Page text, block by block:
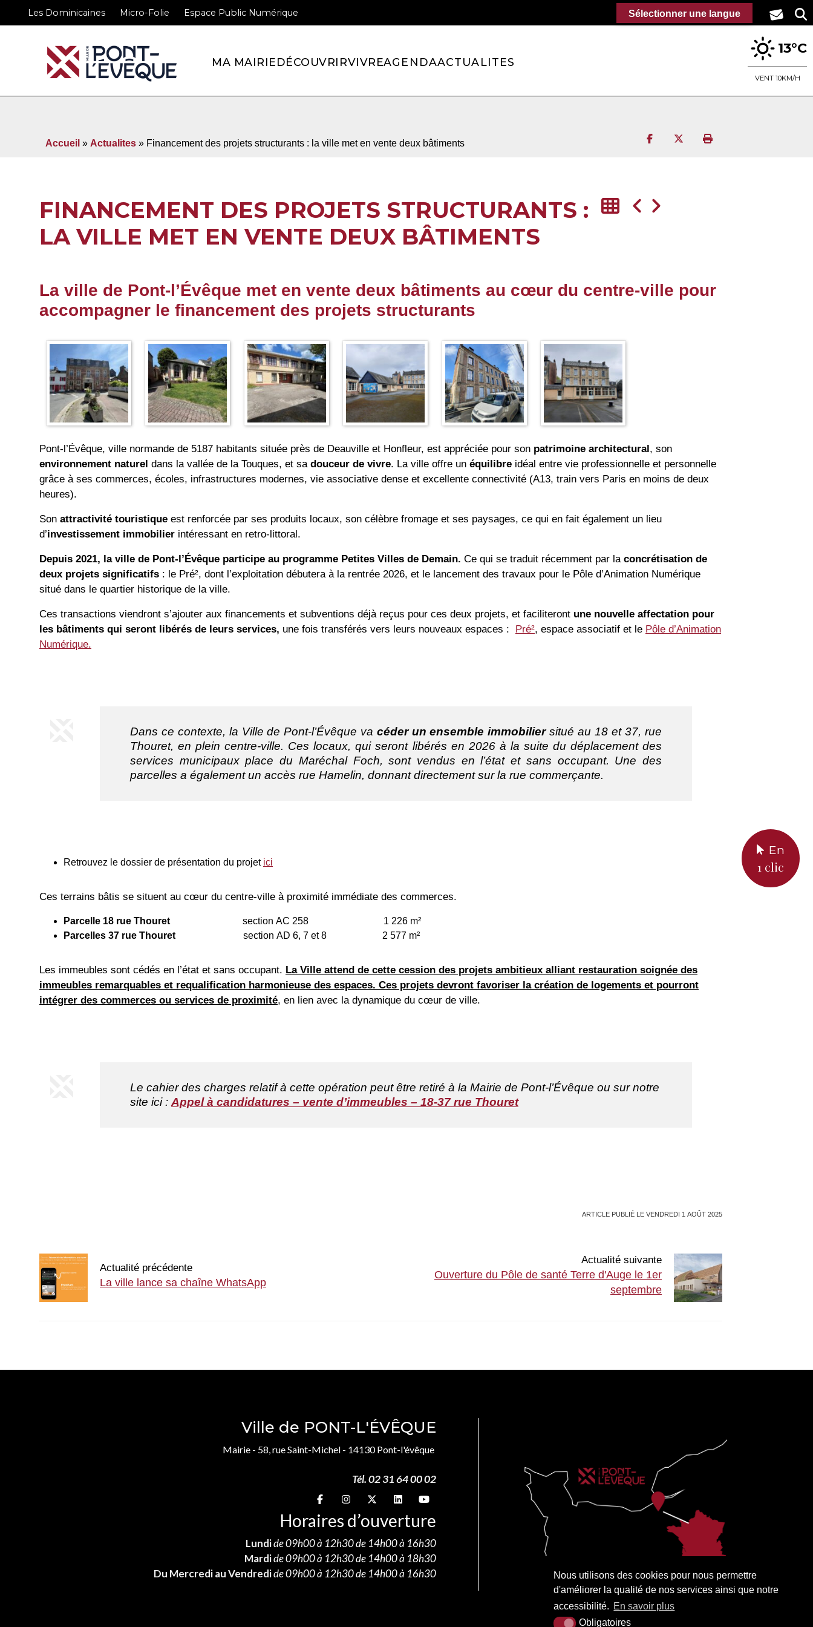
Nous utilisons des cookies pour nous permettre
d'améliorer la qualité de nos services ainsi que notre
accessibilité. En savoir plus
Obligatoires
Les Dominicaines Micro-Folie Espace Public Numérique
MA MAIRIEDÉCOUVRIRVIVREAGENDAACTUALITES
13°C
VENT 10KM/H
En
1 clic
Accueil » Actualites » Financement des projets structurants : la ville met en vente deux bâtiments Partager sur Facebook
Partager sur Twitter
Imprimer la page
FINANCEMENT DES PROJETS STRUCTURANTS :
LA VILLE MET EN VENTE DEUX BÂTIMENTS
La ville de Pont-l’Évêque met en vente deux bâtiments au cœur du centre-ville pour
accompagner le financement des projets structurants
Pont-l’Évêque, ville normande de 5187 habitants située près de Deauville et Honfleur, est appréciée pour son patrimoine architectural, son
environnement naturel dans la vallée de la Touques, et sa douceur de vivre. La ville offre un équilibre idéal entre vie professionnelle et personnelle
grâce à ses commerces, écoles, infrastructures modernes, vie associative dense et excellente connectivité (A13, train vers Paris en moins de deux
heures).
Son attractivité touristique est renforcée par ses produits locaux, son célèbre fromage et ses paysages, ce qui en fait également un lieu
d’investissement immobilier intéressant en retro-littoral.
Depuis 2021, la ville de Pont-l’Évêque participe au programme Petites Villes de Demain. Ce qui se traduit récemment par la concrétisation
deux projets significatifs : le Pré², dont l’exploitation débutera à la rentrée 2026, et le lancement des travaux pour le Pôle d’Animation
situé dans le quartier historique de la ville.
Ces transactions viendront s’ajouter aux financements et subventions déjà reçus pour ces deux projets, et faciliteront une nouvelle affectation
les bâtiments qui seront libérés de leurs services, une fois transférés vers leurs nouveaux espaces : Pré², espace associatif et le Pôle d’Animation
Numérique.
Dans ce contexte, la Ville de Pont-l’Évêque va céder un ensemble immobiliersitué au 18 et 37, rue
Thouret, en plein centre-ville. Ces locaux, qui seront libérés en 2026 à la suite du déplacement des
services municipaux place du Maréchal Foch, sont vendus en l’état et sans occupant. Une des
parcelles a également un accès rue Hamelin, donnant directement sur la rue commerçante.
Retrouvez le dossier de présentation du projet ici
Ces terrains bâtis se situent au cœur du centre-ville à proximité immédiate des commerces.
Parcelle 18 rue Thouret
section AC 258 1 226 m²
Parcelles 37 rue Thouret section AD 6, 7 et 8 2 577 m²
Les immeubles sont cédés en l’état et sans occupant. La Ville attend de cette cession des projets ambitieux alliant restauration soignée des
immeubles remarquables et requalification harmonieuse des espaces. Ces projets devront favoriser la création de logements et pourront
intégrer des commerces ou services de proximité, en lien avec la dynamique du cœur de ville.
Le cahier des charges relatif à cette opération peut être retiré à la Mairie de Pont-l’Évêque ou sur notre
site ici : Appel à candidatures – vente d’immeubles – 18-37 rue Thouret
ARTICLE PUBLIÉ LE VENDREDI 1 AOÛT 2025
Actualité précédente
La ville lance sa chaîne WhatsApp
Actualité suivante
Ouverture du Pôle de santé Terre d'Auge le 1er
septembre
Ville de PONT-L'ÉVÊQUE
Mairie - 58, rue Saint-Michel - 14130 Pont-l'évêque
Tél. 02 31 64 00 02
Suivez-nous sur
Suivez-nous sur
Suivez-nous sur
Suivez-nous sur
Suivez-nous sur
Horaires d’ouverture
Lundide 09h00 à 12h30 de 14h00 à 16h30
Mardide 09h00 à 12h30 de 14h00 à 18h30
Du Mercredi au Vendredide 09h00 à 12h30 de 14h00 à 16h30
Sélectionner une langue